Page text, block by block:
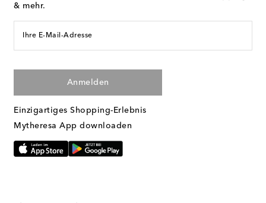
& mehr.
Ihre E-Mail-Adresse
Anmelden
Einzigartiges Shopping-Erlebnis
Mytheresa App downloaden